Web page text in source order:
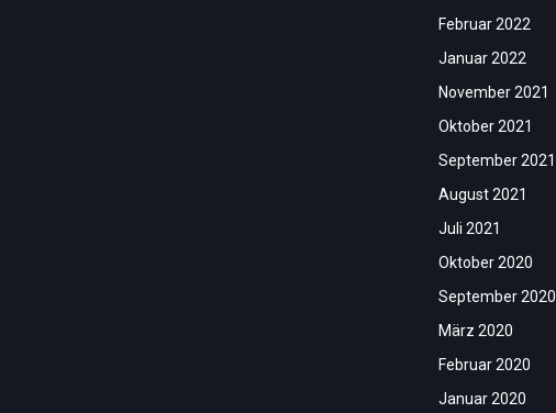
Februar 2022
Januar 2022
November 2021
Oktober 2021
September 2021
August 2021
Juli 2021
Oktober 2020
September 2020
März 2020
Februar 2020
Januar 2020